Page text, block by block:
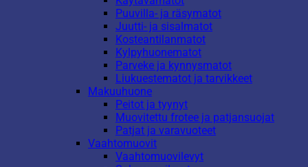
Puuvilla- ja räsymatot
Juutti- ja sisalmatot
Kosteantilanmatot
Kylpyhuonematot
Parveke ja kynnysmatot
Liukuestematot ja tarvikkeet
Makuuhuone
Peitot ja tyynyt
Muovitettu frotee ja patjansuojat
Patjat ja varavuoteet
Vaahtomuovit
Vaahtomuovilevyt